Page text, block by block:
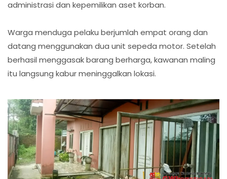
administrasi dan kepemilikan aset korban.
Warga menduga pelaku berjumlah empat orang dan
datang menggunakan dua unit sepeda motor. Setelah
berhasil menggasak barang berharga, kawanan maling
itu langsung kabur meninggalkan lokasi.